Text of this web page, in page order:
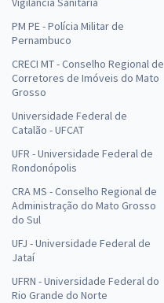
PM PE - Polícia Militar de
Pernambuco
CRECI MT - Conselho Regional de
Corretores de Imóveis do Mato
Grosso
Universidade Federal de
Catalão - UFCAT
UFR - Universidade Federal de
Rondonópolis
CRA MS - Conselho Regional de
Administração do Mato Grosso
do Sul
UFJ - Universidade Federal de
Jataí
UFRN - Universidade Federal do
Rio Grande do Norte